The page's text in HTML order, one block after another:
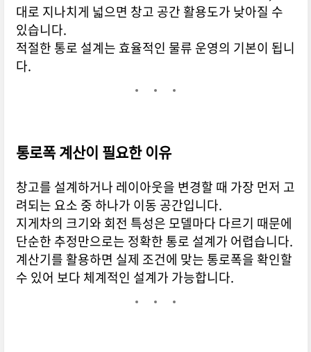
대로 지나치게 넓으면 창고 공간 활용도가 낮아질 수
있습니다.
적절한 통로 설계는 효율적인 물류 운영의 기본이 됩니
다.
통로폭 계산이 필요한 이유
창고를 설계하거나 레이아웃을 변경할 때 가장 먼저 고
려되는 요소 중 하나가 이동 공간입니다.
지게차의 크기와 회전 특성은 모델마다 다르기 때문에
단순한 추정만으로는 정확한 통로 설계가 어렵습니다.
계산기를 활용하면 실제 조건에 맞는 통로폭을 확인할
수 있어 보다 체계적인 설계가 가능합니다.